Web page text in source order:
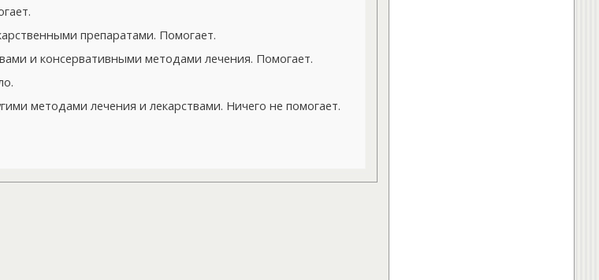
препаратами. Помогает.
и консервативными методами лечения. Помогает.
методами лечения и лекарствами. Ничего не помогает.